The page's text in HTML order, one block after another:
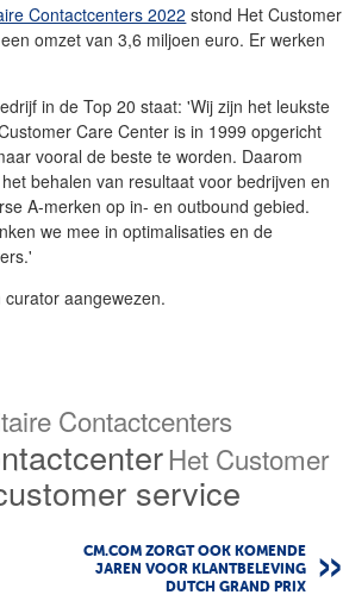
Contactcenters 2022 stond Het Customer
omzet van 3,6 miljoen euro. Er werken
in de Top 20 staat: 'Wij zijn het leukste
Care Center is in 1999 opgericht
vooral de beste te worden. Daarom
behalen van resultaat voor bedrijven en
A-merken op in- en outbound gebied.
we mee in optimalisaties en de
aangewezen.
Contactcenters
Het Customer
service
CM.COM ZORGT OOK KOMENDE
JAREN VOOR KLANTBELEVING
DUTCH GRAND PRIX